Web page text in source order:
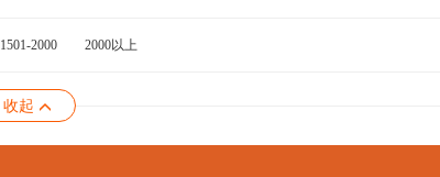
1501-2000 2000以上
收起